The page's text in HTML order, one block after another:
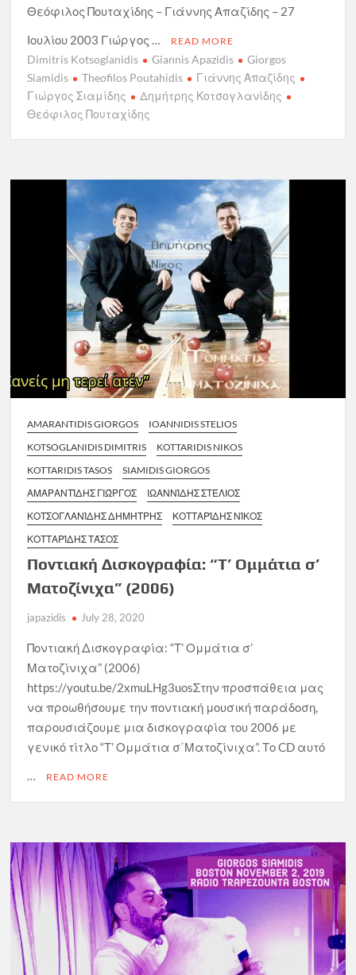
Θεόφιλος Πουταχίδης – Γιάννης Απαζίδης – 27
Ιουλίου 2003 Γιώργος …
READ MORE
Dimitris Kotsoglanidis Giannis Apazidis
Giorgos
Siamidis
Theofilos Poutahidis
Γιάννης Απαζίδης
Γιώργος Σιαμίδης
Δημήτρης Κοτσογλανίδης
Θεόφιλος Πουταχίδης
AMARANTIDIS GIORGOS
IOANNIDIS STELIOS
KOTSOGLANIDIS DIMITRIS
KOTTARIDIS NIKOS
KOTTARIDIS TASOS
SIAMIDIS GIORGOS
ΑΜΑΡΑΝΤΊΔΗΣ ΓΙΏΡΓΟΣ
ΙΩΑΝΝΊΔΗΣ ΣΤΈΛΙΟΣ
ΚΟΤΣΟΓΛΑΝΊΔΗΣ ΔΗΜΉΤΡΗΣ
ΚΟΤΤΑΡΊΔΗΣ ΝΊΚΟΣ
ΚΟΤΤΑΡΊΔΗΣ ΤΆΣΟΣ
Ποντιακή Δισκογραφία: “Τ’ Ομμάτια σ’
Ματοζίνιχα” (2006)
japazidis July 28, 2020
Ποντιακή Δισκογραφία: “Τ’ Ομμάτια σ’
Ματοζίνιχα” (2006)
https://youtu.be/2xmuLHg3uosΣτην προσπάθεια μας
να προωθήσουμε την ποντιακή μουσική παράδοση,
παρουσιάζουμε μια δισκογραφία του 2006 με
γενικό τίτλο “Τ’ Ομμάτια σ΄Ματοζίνιχα”. Το CD αυτό
…
READ MORE